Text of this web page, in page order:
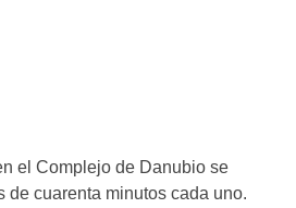
el Complejo de Danubio se
de cuarenta minutos cada uno.